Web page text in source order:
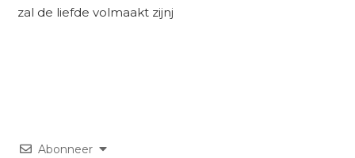
zal de liefde volmaakt zijnj
Abonneer